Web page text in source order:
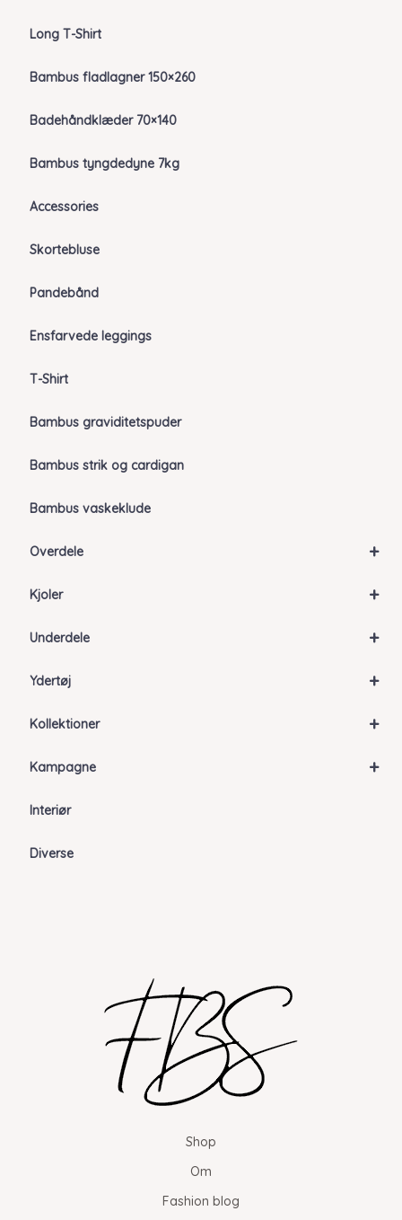
Long T-Shirt
Bambus fladlagner 150×260
Badehåndklæder 70×140
Bambus tyngdedyne 7kg
Accessories
Skortebluse
Pandebånd
Ensfarvede leggings
T-Shirt
Bambus graviditetspuder
Bambus strik og cardigan
Bambus vaskeklude
+
Overdele
+
Kjoler
+
Underdele
+
Ydertøj
+
Kollektioner
+
Kampagne
Interiør
Diverse
Shop
Om
Fashion blog